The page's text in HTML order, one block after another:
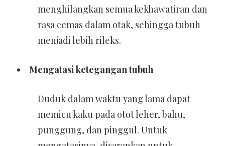
menghilangkan semua kekhawatiran dan
rasa cemas dalam otak, sehingga tubuh
menjadi lebih rileks.
Mengatasi ketegangan tubuh
Duduk dalam waktu yang lama dapat
memicu kaku pada otot leher, bahu,
punggung, dan pinggul. Untuk